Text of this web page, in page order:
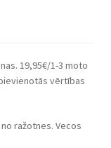
19,95€/1-3 moto
vērtības
ražotnes. Vecos